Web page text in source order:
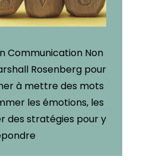
Communication Non
Rosenberg pour
à mettre des mots
les émotions, les
des stratégies pour y